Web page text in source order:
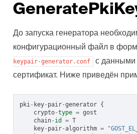
До запуска генератора
конфигурационный файл в
keypair-generator.conf
с данными
сертификат. Ниже приведён
pki- key- pair-generator {
crypto-type = gost
chain- id = T
key- pair-algorithm =